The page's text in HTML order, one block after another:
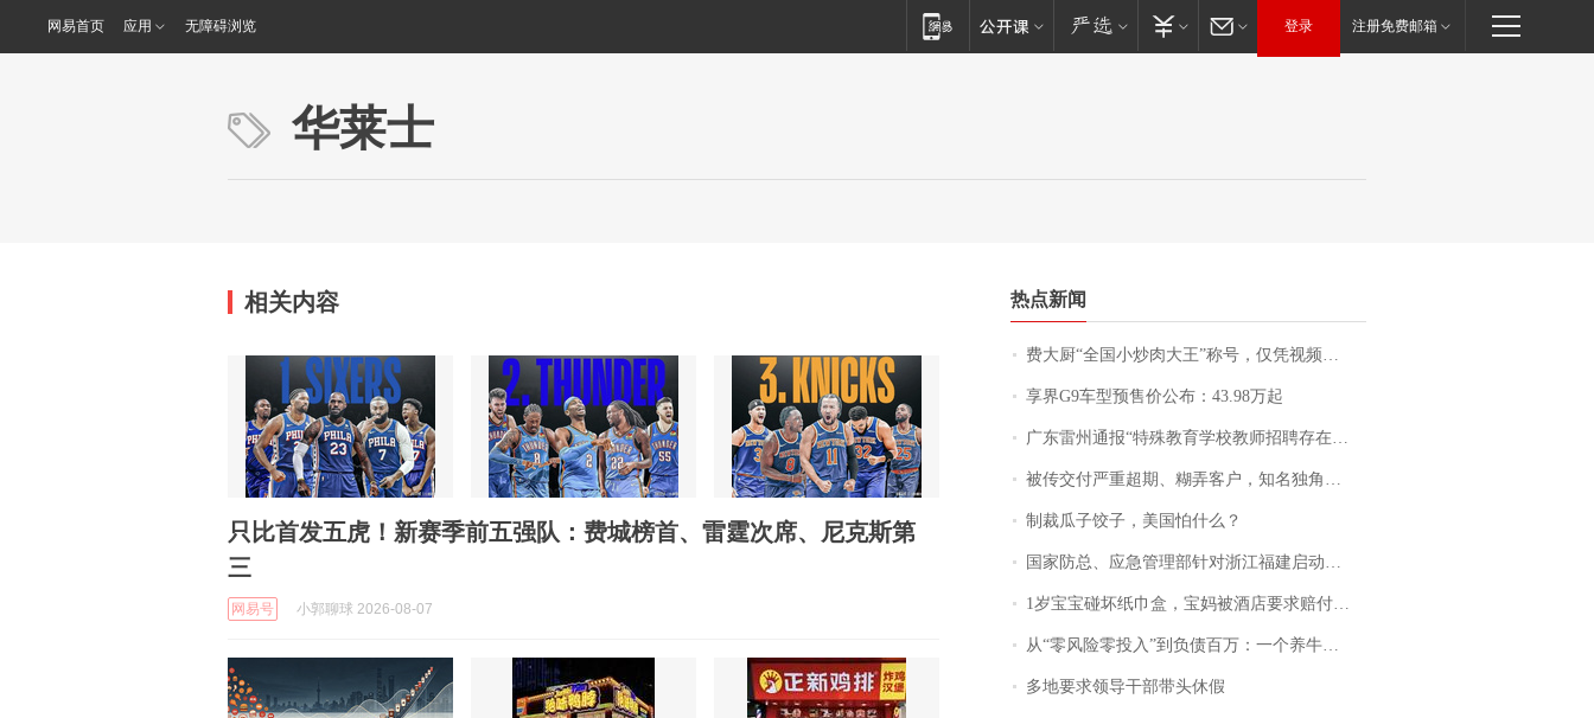
网易首页 应用 无障碍浏览 登录 注册免费邮箱
华莱士
相关内容
只比首发五虎！新赛季前五强队：费城榜首、雷霆次席、尼克斯第
三
网易号 小郭聊球 2026-08-07
热点新闻
费大厨“全国小炒肉大王”称号，仅凭视频评出？中国烹饪协会回应
享界G9车型预售价公布：43.98万起
广东雷州通报“特殊教育学校教师招聘存在违规行为”：已启动问责程序 副校长被停职
被传交付严重超期、糊弄客户，知名独角兽车企创始人回应：都没证据，将依法采取措施，“本人长期与美国交管局保持沟通，对方表示肯定”
制裁瓜子饺子，美国怕什么？
国家防总、应急管理部针对浙江福建启动防汛防台风四级应急响应
1岁宝宝碰坏纸巾盒，宝妈被酒店要求赔付924元！三亚一酒店回复：骨瓷定制！网友一查价格，吵翻了
从“零风险零投入”到负债百万：一个养牛项目崩盘后，谁该为农户的贷款买单丨红星调查
多地要求领导干部带头休假